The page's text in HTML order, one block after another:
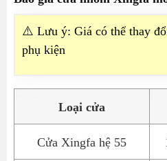
⚠️ Lưu ý: Giá có thể thay
phụ kiện
Loại cửa
Cửa Xingfa hệ 55